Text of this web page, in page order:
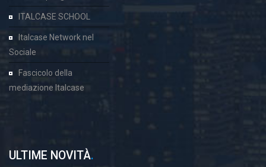
ITALCASE SCHOOL
Italcase Network nel
Sociale
Fascicolo della
mediazione Italcase
ULTIME NOVITÀ.